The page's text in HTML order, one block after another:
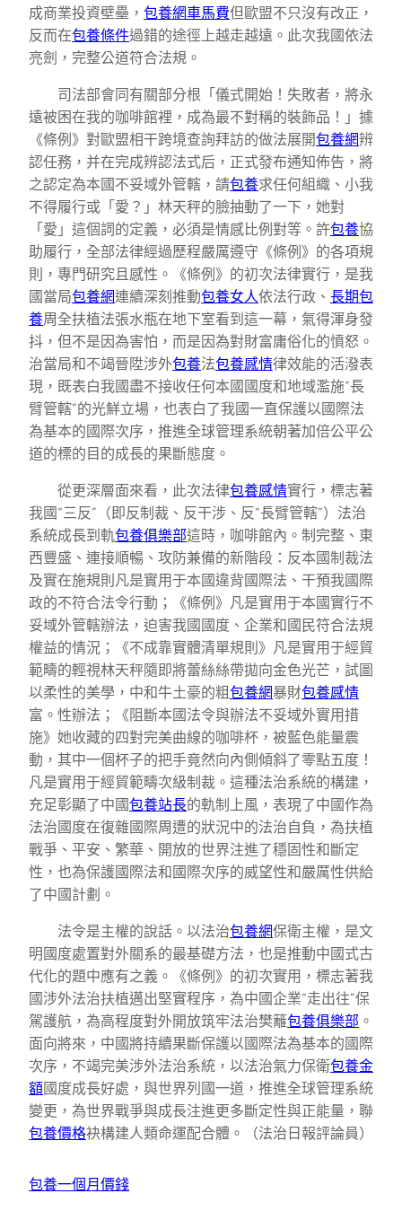
成商業投資壁壘， 包養網車馬費但歐盟不只沒有改正，
反而在包養條件過錯的途徑上越走越遠。此次我國依法
亮劍，完整公道符合法規。
司法部會同有關部分根「儀式開始！失敗者，將永
遠被困在我的咖啡館裡，成為最不對稱的裝飾品！」據
《條例》對歐盟相干跨境查詢拜訪的做法展開包養網辨
認任務，并在完成辨認法式后，正式發布通知佈告，將
之認定為本國不妥域外管轄，請包養求任何組織、小我
不得履行或「愛？」林天秤的臉抽動了一下，她對
「愛」這個詞的定義，必須是情感比例對等。許包養協
助履行，全部法律經過歷程嚴厲遵守《條例》的各項規
則，專門研究且感性。《條例》的初次法律實行，是我
國當局包養網連續深刻推動包養女人依法行政、 長期包
養周全扶植法張水瓶在地下室看到這一幕，氣得渾身發
抖，但不是因為害怕，而是因為對財富庸俗化的憤怒。
治當局和不竭晉陞涉外包養法包養感情律效能的活潑表
現，既表白我國盡不接收任何本國國度和地域濫施“長
臂管轄”的光鮮立場，也表白了我國一直保護以國際法
為基本的國際次序，推進全球管理系統朝著加倍公平公
道的標的目的成長的果斷態度。
從更深層面來看，此次法律包養感情實行，標志著
我國“三反”（即反制裁、反干涉、反“長臂管轄”）法治
系統成長到軌包養俱樂部這時，咖啡館內。制完整、東
西豐盛、連接順暢、攻防兼備的新階段：反本國制裁法
及實在施規則凡是實用于本國違背國際法、干預我國際
政的不符合法令行動；《條例》凡是實用于本國實行不
妥域外管轄辦法，迫害我國國度、企業和國民符合法規
權益的情況；《不成靠實體清單規則》凡是實用于經貿
範疇的輕視林天秤隨即將蕾絲絲帶拋向金色光芒，試圖
以柔性的美學，中和牛土豪的粗包養網暴財包養感情
富。性辦法；《阻斷本國法令與辦法不妥域外實用措
施》她收藏的四對完美曲線的咖啡杯，被藍色能量震
動，其中一個杯子的把手竟然向內側傾斜了零點五度！
凡是實用于經貿範疇次級制裁。這種法治系統的構建，
充足彰顯了中國包養站長的軌制上風，表現了中國作為
法治國度在復雜國際周遭的狀況中的法治自負，為扶植
戰爭、平安、繁華、開放的世界注進了穩固性和斷定
性，也為保護國際法和國際次序的威望性和嚴厲性供給
了中國計劃。
法令是主權的說話。以法治包養網保衛主權，是文
明國度處置對外關系的最基礎方法，也是推動中國式古
代化的題中應有之義。《條例》的初次實用，標志著我
國涉外法治扶植邁出堅實程序，為中國企業“走出往”保
駕護航，為高程度對外開放筑牢法治樊籬包養俱樂部 。
面向將來，中國將持續果斷保護以國際法為基本的國際
次序，不竭完美涉外法治系統，以法治氣力保衛包養金
額國度成長好處，與世界列國一道，推進全球管理系統
變更，為世界戰爭與成長注進更多斷定性與正能量，聯
包養價格袂構建人類命運配合體。（法治日報評論員）
包養一個月價錢